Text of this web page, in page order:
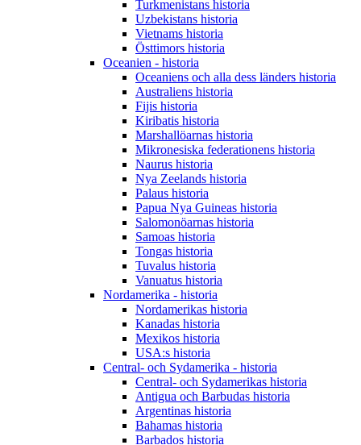
Turkmenistans historia
Uzbekistans historia
Vietnams historia
Östtimors historia
Oceanien - historia
Oceaniens och alla dess länders historia
Australiens historia
Fijis historia
Kiribatis historia
Marshallöarnas historia
Mikronesiska federationens historia
Naurus historia
Nya Zeelands historia
Palaus historia
Papua Nya Guineas historia
Salomonöarnas historia
Samoas historia
Tongas historia
Tuvalus historia
Vanuatus historia
Nordamerika - historia
Nordamerikas historia
Kanadas historia
Mexikos historia
USA:s historia
Central- och Sydamerika - historia
Central- och Sydamerikas historia
Antigua och Barbudas historia
Argentinas historia
Bahamas historia
Barbados historia